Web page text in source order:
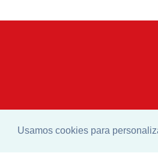
Usamos cookies para